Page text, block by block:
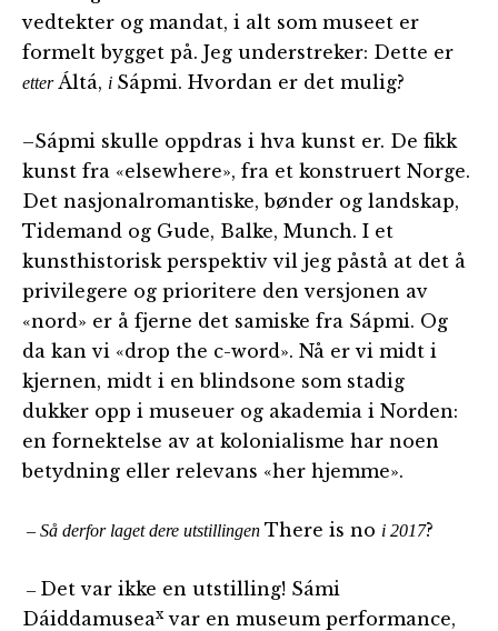
vedtekter og mandat, i alt som museet er
formelt bygget på. Jeg understreker: Dette er
etterÁltá, i Sápmi. Hvordan er det mulig?
–Sápmi skulle oppdras i hva kunst er. De fikk
kunst fra «elsewhere», fra et konstruert Norge.
Det nasjonalromantiske, bønder og landskap,
Tidemand og Gude, Balke, Munch. I et
kunsthistorisk perspektiv vil jeg påstå at det å
privilegere og prioritere den versjonen av
«nord» er å fjerne det samiske fra Sápmi. Og
da kan vi «drop the c-word». Nå er vi midt i
kjernen, midt i en blindsone som stadig
dukker opp i museuer og akademia i Norden:
en fornektelse av at kolonialisme har noen
betydning eller relevans «her hjemme».
– Så derfor laget dere utstillingen There is no i 2017?
– Det var ikke en utstilling! Sámi
Dáiddamuseaxvar en museum performance,